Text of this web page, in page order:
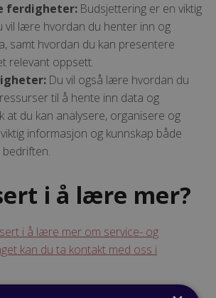
ferdigheter: Budsjettering er en viktig
vil lære hvordan du henter inn og
samt hvordan du kan presentere
relevant oppsett.
Du vil også lære hvordan du
til å hente inn data og
at du kan analysere, organisere og
informasjon og kunnskap både
i å lære mer?
i å lære mer om service- og
kan du ta kontakt med oss i